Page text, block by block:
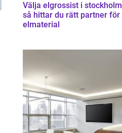
Välja elgrossist i stockholm
så hittar du rätt partner för
elmaterial